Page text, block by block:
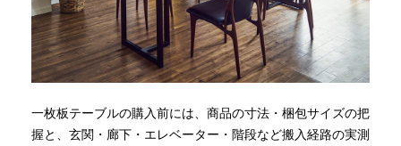
一枚板テーブルの購入前には、商品の寸法・梱包サイズの把
握と、玄関・廊下・エレベーター・階段など搬入経路の実測